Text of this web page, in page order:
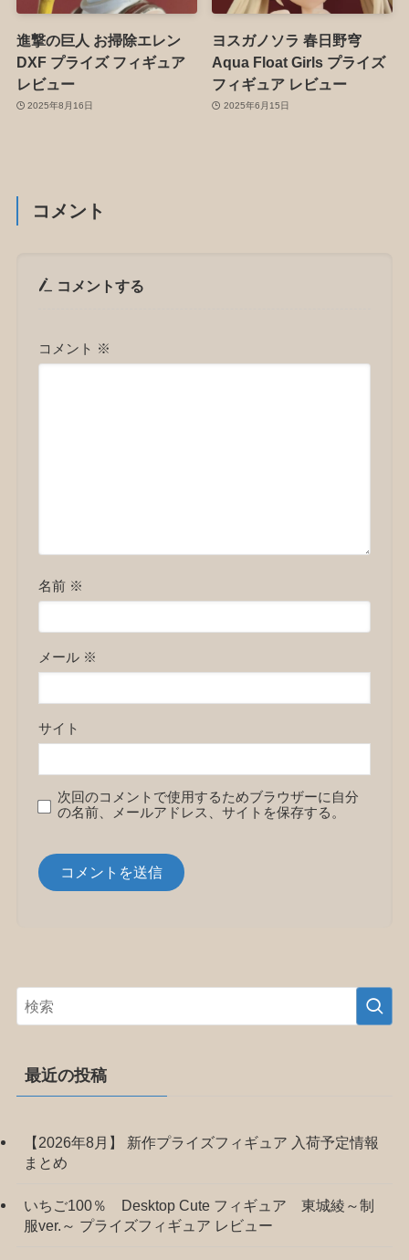
進撃の巨人 お掃除エレン
DXF プライズ フィギュア
レビュー
2025年8月16日
ヨスガノソラ 春日野穹
Aqua Float Girls プライズ
フィギュア レビュー
2025年6月15日
コメント
コメントする
コメント ※
名前 ※
メール ※
サイト
次回のコメントで使用するためブラウザーに自分
の名前、メールアドレス、サイトを保存する。
最近の投稿
【2026年8月】 新作プライズフィギュア 入荷予定情報
まとめ
いちご100％ Desktop Cute フィギュア 東城綾～制
服ver.～ プライズフィギュア レビュー